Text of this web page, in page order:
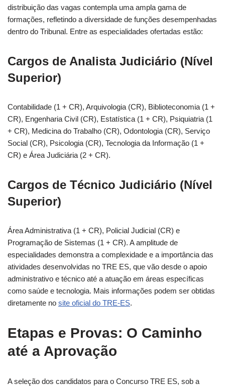
distribuição das vagas contempla uma ampla gama de
formações, refletindo a diversidade de funções desempenhadas
dentro do Tribunal. Entre as especialidades ofertadas estão:
Cargos de Analista Judiciário (Nível
Superior)
Contabilidade (1 + CR), Arquivologia (CR), Biblioteconomia (1 +
CR), Engenharia Civil (CR), Estatística (1 + CR), Psiquiatria (1
+ CR), Medicina do Trabalho (CR), Odontologia (CR), Serviço
Social (CR), Psicologia (CR), Tecnologia da Informação (1 +
CR) e Área Judiciária (2 + CR).
Cargos de Técnico Judiciário (Nível
Superior)
Área Administrativa (1 + CR), Policial Judicial (CR) e
Programação de Sistemas (1 + CR). A amplitude de
especialidades demonstra a complexidade e a importância das
atividades desenvolvidas no TRE ES, que vão desde o apoio
administrativo e técnico até a atuação em áreas específicas
como saúde e tecnologia. Mais informações podem ser obtidas
diretamente no site oficial do TRE-ES.
Etapas e Provas: O Caminho
até a Aprovação
A seleção dos candidatos para o Concurso TRE ES, sob a